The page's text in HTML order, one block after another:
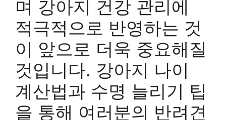
며 강아지 건강 관리에
적극적으로 반영하는 것
이 앞으로 더욱 중요해질
것입니다. 강아지 나이
계산법과 수명 늘리기 팁
을 통해 여러분의 반려견